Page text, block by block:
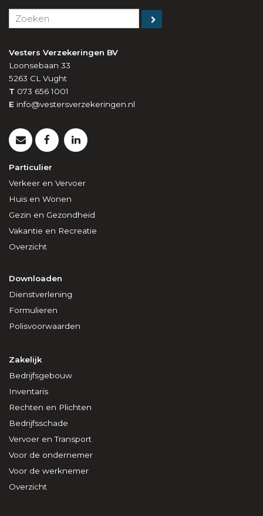
Vesters Verzekeringen BV
Loonsebaan 33
5263 CL Vught
T 073 656 1001
E info@vestersverzekeringen.nl
Particulier
Verkeer en Vervoer
Huis en Wonen
Gezin en Gezondheid
Vakantie en Recreatie
Overzicht
Downloaden
Dienstverlening
Formulieren
Polisvoorwaarden
Zakelijk
Bedrijfsgebouw
Inventaris
Rechten en Plichten
Bedrijfsschade
Vervoer en Transport
Voor de ondernemer
Voor de werknemer
Overzicht